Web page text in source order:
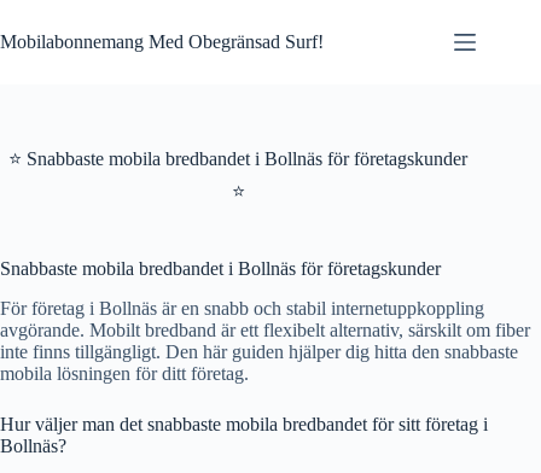
to
content
Mobilabonnemang Med Obegränsad Surf!
⭐ Snabbaste mobila bredbandet i Bollnäs för företagskunder
⭐
Snabbaste mobila bredbandet i Bollnäs för företagskunder
För företag i Bollnäs är en snabb och stabil internetuppkoppling
avgörande. Mobilt bredband är ett flexibelt alternativ, särskilt om fiber
inte finns tillgängligt. Den här guiden hjälper dig hitta den snabbaste
mobila lösningen för ditt företag.
Hur väljer man det snabbaste mobila bredbandet för sitt företag i
Bollnäs?